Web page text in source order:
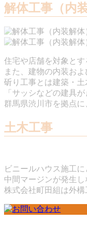
解体工事（内
住宅や店舗を対象とす
また、建物の内装お
斫り工事とは建築・
「サッシなどの建具
群馬県渋川市を拠点
土木工事
ビニールハウス施工
中間マージンが発生
株式会社町田組は外